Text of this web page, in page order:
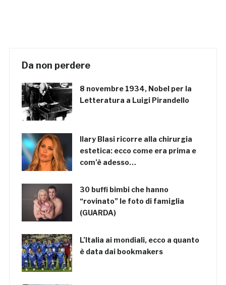
Da non perdere
8 novembre 1934, Nobel per la
Letteratura a Luigi Pirandello
Ilary Blasi ricorre alla chirurgia
estetica: ecco come era prima e
com’è adesso…
30 buffi bimbi che hanno
“rovinato” le foto di famiglia
(GUARDA)
L’Italia ai mondiali, ecco a quanto
è data dai bookmakers